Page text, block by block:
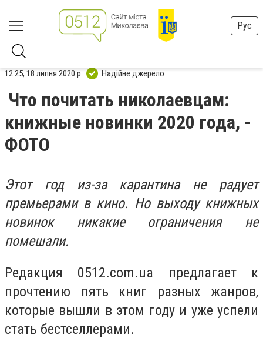
Рус
12:25, 18 липня 2020 р. Надійне джерело
Что почитать николаевцам:
книжные новинки 2020 года, -
ФОТО
Этот год из-за карантина не радует
премьерами в кино. Но выходу книжных
новинок никакие ограничения не
помешали.
Редакция 0512.com.ua предлагает к
прочтению пять книг разных жанров,
которые вышли в этом году и уже успели
стать бестселлерами.